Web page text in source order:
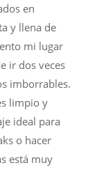
en
y llena de
mi lugar
ir dos veces
imborrables.
limpio y
ideal para
o hacer
está muy